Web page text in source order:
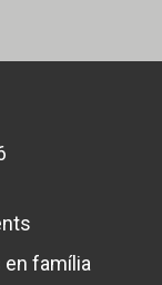
família